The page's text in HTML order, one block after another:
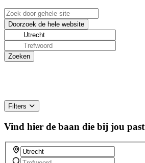
Filters
Vind hier de baan die bij jou past